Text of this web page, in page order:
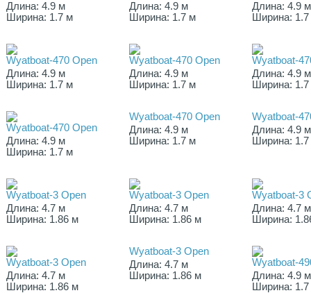
Длина: 4.9 м
Ширина: 1.7 м
Длина: 4.9 м
Ширина: 1.7 м
Длина: 4.9 м
Ширина:
Wyatboat-470 Open
Длина: 4.9 м
Ширина: 1.7 м
Wyatboat-470 Open
Длина: 4.9 м
Ширина: 1.7 м
Wyatboat-
Длина: 4.9 м
Ширина:
Wyatboat-470 Open
Длина: 4.9 м
Ширина: 1.7 м
Wyatboat-470 Open
Длина: 4.9 м
Ширина: 1.7 м
Wyatboat-
Длина: 4.9 м
Ширина:
Wyatboat-3 Open
Длина: 4.7 м
Ширина: 1.86 м
Wyatboat-3 Open
Длина: 4.7 м
Ширина: 1.86 м
Wyatboat-3
Длина: 4.7 м
Ширина:
Wyatboat-3 Open
Длина: 4.7 м
Ширина: 1.86 м
Wyatboat-3 Open
Длина: 4.7 м
Ширина: 1.86 м
Wyatboat-
Длина: 4.9 м
Ширина: